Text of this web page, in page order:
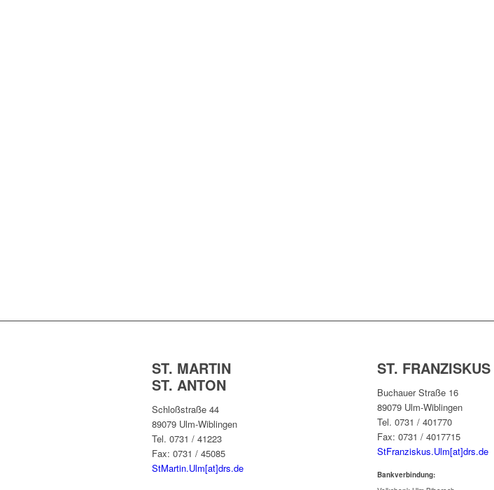
ST. MARTIN
ST. ANTON
Schloßstraße 44
89079 Ulm-Wiblingen
Tel. 0731 / 41223
Fax: 0731 / 45085
StMartin.Ulm[at]drs.de
ST. FRANZISKUS
Buchauer Straße 16
89079 Ulm-Wiblingen
Tel. 0731 / 401770
Fax: 0731 / 4017715
StFranziskus.Ulm[at]drs.de
Bankverbindung: